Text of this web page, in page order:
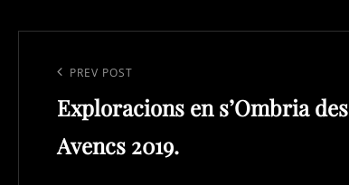
d'entrades
Previous
Post
PREV POST
Exploracions en s’Ombria des
Avencs 2019.